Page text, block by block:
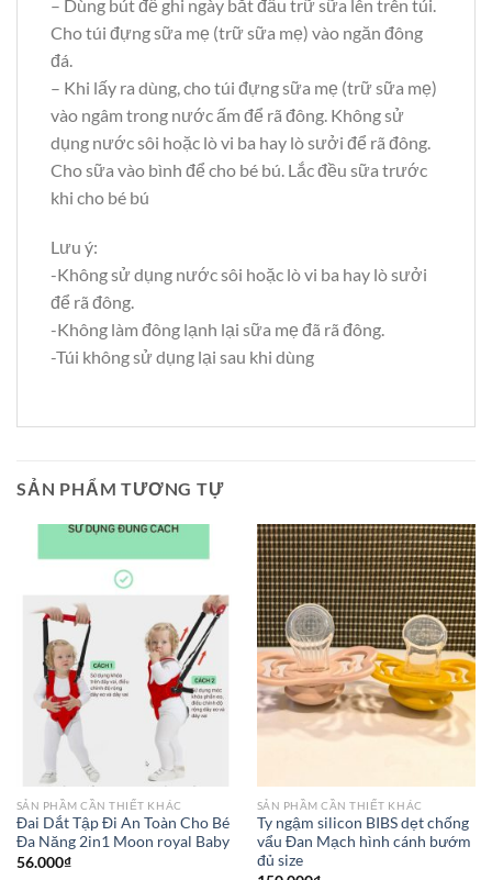
– Dùng bút để ghi ngày bắt đầu trữ sữa lên trên túi.
Cho túi đựng sữa mẹ (trữ sữa mẹ) vào ngăn đông
đá.
– Khi lấy ra dùng, cho túi đựng sữa mẹ (trữ sữa mẹ)
vào ngâm trong nước ấm để rã đông. Không sử
dụng nước sôi hoặc lò vi ba hay lò sưởi để rã đông.
Cho sữa vào bình để cho bé bú. Lắc đều sữa trước
khi cho bé bú
Lưu ý:
-Không sử dụng nước sôi hoặc lò vi ba hay lò sưởi
để rã đông.
-Không làm đông lạnh lại sữa mẹ đã rã đông.
-Túi không sử dụng lại sau khi dùng
SẢN PHẨM TƯƠNG TỰ
SẢN PHẦM CẦN THIẾT KHÁC
Đai Dắt Tập Đi An Toàn Cho Bé
Đa Năng 2in1 Moon royal Baby
56.000₫
SẢN PHẦM CẦN THIẾT KHÁC
Ty ngậm silicon BIBS dẹt chống
vẩu Đan Mạch hình cánh bướm
đủ size